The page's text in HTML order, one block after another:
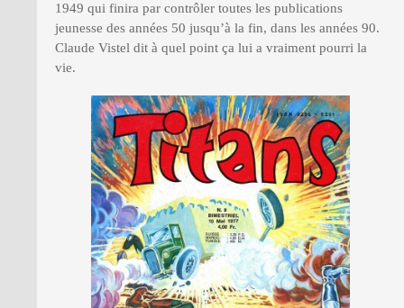
1949 qui finira par contrôler toutes les publications
jeunesse des années 50 jusqu’à la fin, dans les années 90.
Claude Vistel dit à quel point ça lui a vraiment pourri la
vie.